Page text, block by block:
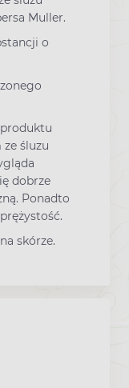
Muller.
o
śluzu
dobrze
Ponadto
skórze.